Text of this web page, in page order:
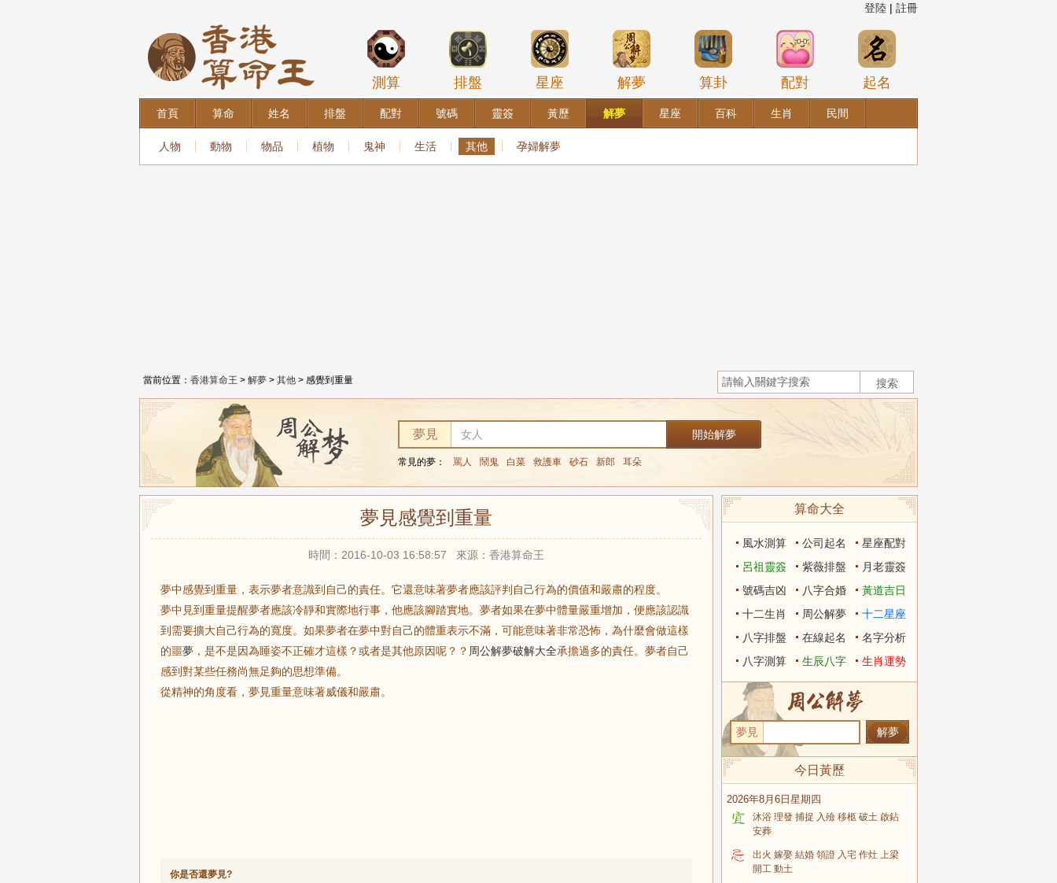
登陸 | 註冊
測算 排盤 星座 解夢 算卦 配對 起名
首頁 算命 姓名 排盤 配對 號碼 靈簽 黃歷 解夢 星座 百科 生肖 民間
人物 動物 物品 植物 鬼神 生活 其他 孕婦解夢
當前位置： 香港算命王 > 解夢 > 其他 > 感覺到重量
夢見
常見的夢： 罵人 鬧鬼 白菜 救護車 砂石 新郎 耳朵
夢見感覺到重量
時間：2016-10-03 16:58:57 來源：香港算命王
夢中感覺到重量，表示夢者意識到自己的責任。它還意味著夢者應該評判自己行為的價值和嚴肅的程度。
夢中見到重量提醒夢者應該冷靜和實際地行事，他應該腳踏實地。夢者如果在夢中體量嚴重增加，便應該認識
到需要擴大自己行為的寬度。如果夢者在夢中對自己的體重表示不滿，可能意味著非常恐怖，為什麼會做這樣
的噩夢 ，是不是因為睡姿不正確才這樣？或者是其他原因呢？？ 周公解夢破解大全承擔過多的責任。夢者自己
感到對某些任務尚無足夠的思想準備。
從精神的角度看，夢見重量意味著威儀和嚴肅。
你是否還夢見?
算命大全
風水測算 公司起名
星座配對
呂祖靈簽
紫薇排盤
月老靈簽
號碼吉凶
八字合婚
黃道吉日
十二生肖
周公解夢
十二星座
八字排盤
在線起名
名字分析
八字測算
生辰八字 生肖運勢
夢見
今日黃歷
2026年8月6日星期四
沐浴 理發 捕捉 入殮 移柩 破土 啟鉆
安葬
出火 嫁娶 結婚 領證 入宅 作灶 上梁
開工 動土